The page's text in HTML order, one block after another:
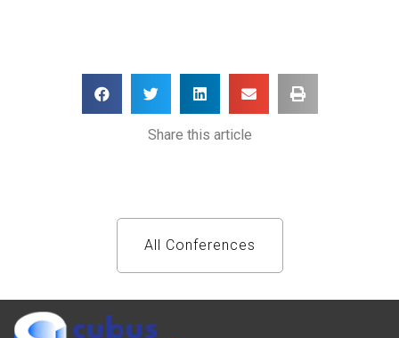
Share this article
All Conferences